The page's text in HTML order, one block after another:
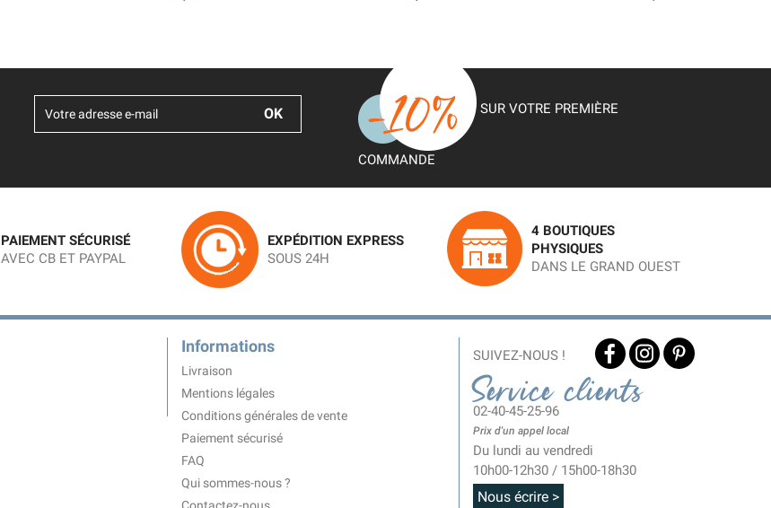
SUR VOTRE PREMIÈRE
COMMANDE
PAIEMENT SÉCURISÉ
AVEC CB ET PAYPAL
EXPÉDITION EXPRESS
SOUS 24H
4 BOUTIQUES
PHYSIQUES
DANS LE GRAND OUEST
Informations
Livraison
Mentions légales
Conditions générales de vente
Paiement sécurisé
FAQ
Qui sommes-nous ?
SUIVEZ-NOUS !
Service clients
02-40-45-25-96
Prix d'un appel local
Du lundi au vendredi
10h00-12h30 / 15h00-18h30
Nous écrire >